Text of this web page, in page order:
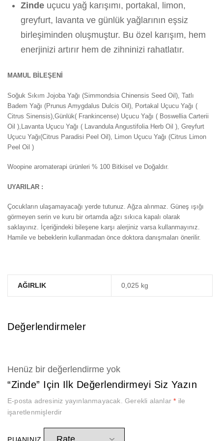
Zinde uçucu yağ karışımı, portakal, limon,
greyfurt, lavanta ve günlük yağlarının eşsiz
birleşiminden oluşmuştur. Bu özel karışım, hem
enerjinizi artırır hem de zihninizi rahatlatır.
MAMUL BİLEŞENİ
Soğuk Sıkım Jojoba Yağı (Simmondsia Chinensis Seed Oil), Tatlı
Badem Yağı (Prunus Amygdalus Dulcis Oil), Portakal Uçucu Yağı (
Citrus Sinensis),Günlük( Frankincense) Uçucu Yağı ( Boswellia Carterii
Oil ),Lavanta Uçucu Yağı ( Lavandula Angustifolia Herb Oil ), Greyfurt
Uçucu Yağı(Citrus Paradisi Peel Oil), Limon Uçucu Yağı (Citrus Limon
Peel Oil )
Woopine aromaterapi ürünleri % 100 Bitkisel ve Doğaldır.
UYARILAR :
Çocukların ulaşamayacağı yerde tutunuz. Ağza alınmaz. Güneş ışığı
görmeyen serin ve kuru bir ortamda ağzı sıkıca kapalı olarak
saklayınız. İçeriğindeki bileşene karşı alerjiniz varsa kullanmayınız.
Hamile ve bebeklerin kullanmadan önce doktora danışmaları önerilir.
AĞIRLIK 0,025 kg
Değerlendirmeler
Henüz bir değerlendirme yok
“Zinde” Için Ilk Değerlendirmeyi Siz Yazın
E-posta adresiniz yayınlanmayacak. Gerekli alanlar* ile
işaretlenmişlerdir
PUANINIZ